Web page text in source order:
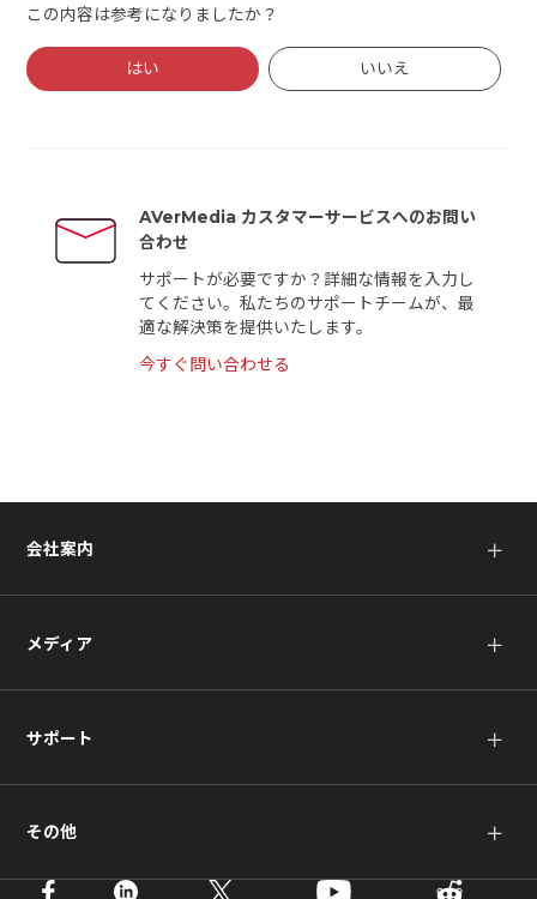
この内容は参考になりましたか？
はい いいえ
AVerMedia カスタマーサービスへのお問い
合わせ
サポートが必要ですか？詳細な情報を入力し
てください。私たちのサポートチームが、最
適な解決策を提供いたします。
今すぐ問い合わせる
会社案内 ＋
メディア ＋
サポート ＋
その他 ＋